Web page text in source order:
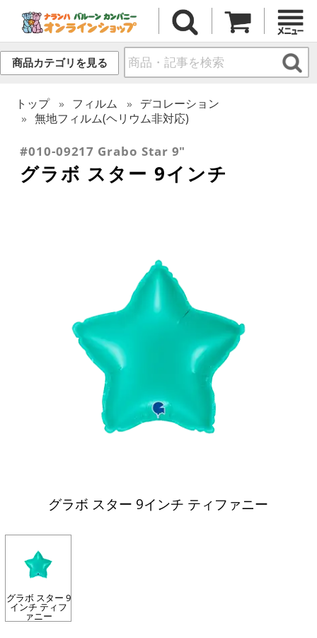
商品カテゴリを見る
トップ フィルム
デコレーション
無地フィルム(ヘリウム非対応)
#010-09217 Grabo Star 9"
グラボ スター 9インチ
グラボ スター 9インチ ティファニー
グラボ スター 9
インチ ティフ
ァニー